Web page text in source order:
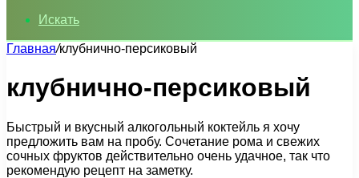
Искать
Главная/клубнично-персиковый
клубнично-персиковый
Быстрый и вкусный алкогольный коктейль я хочу
предложить вам на пробу. Сочетание рома и свежих
сочных фруктов действительно очень удачное, так что
рекомендую рецепт на заметку.